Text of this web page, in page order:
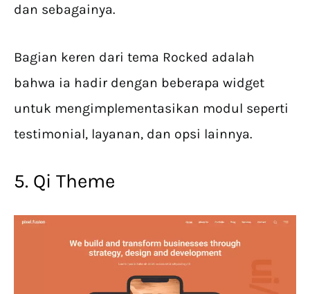
dan sebagainya.
Bagian keren dari tema Rocked adalah
bahwa ia hadir dengan beberapa widget
untuk mengimplementasikan modul seperti
testimonial, layanan, dan opsi lainnya.
5. Qi Theme